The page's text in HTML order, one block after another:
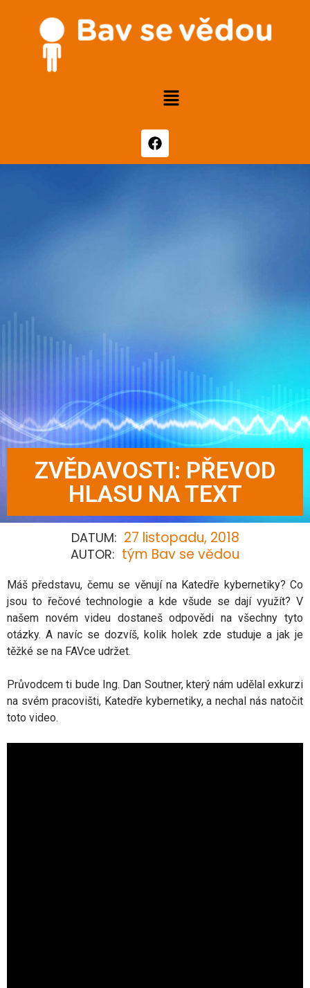
ZVĚDAVOSTI: PŘEVOD
HLASU NA TEXT
DATUM: 27 listopadu, 2018
AUTOR: tým Bav se vědou
Máš představu, čemu se věnují na Katedře kybernetiky? Co
jsou to řečové technologie a kde všude se dají využít? V
našem novém videu dostaneš odpovědi na všechny tyto
otázky. A navíc se dozvíš, kolik holek zde studuje a jak je
těžké se na FAVce udržet.
Průvodcem ti bude Ing. Dan Soutner, který nám udělal exkurzi
na svém pracovišti, Katedře kybernetiky, a nechal nás natočit
toto video.